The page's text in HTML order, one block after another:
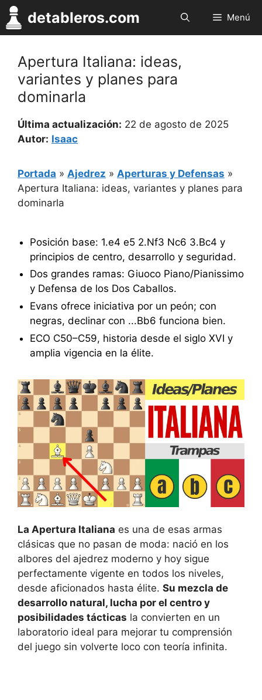
Saltar
al
contenido
detableros.com Menú
Apertura Italiana: ideas,
variantes y planes para
dominarla
Última actualización: 22 de agosto de 2025
Autor: Isaac
Portada » Ajedrez » Aperturas y Defensas »
Apertura Italiana: ideas, variantes y planes para
dominarla
Posición base: 1.e4 e5 2.Nf3 Nc6 3.Bc4 y
principios de centro, desarrollo y seguridad.
Dos grandes ramas: Giuoco Piano/Pianissimo
y Defensa de los Dos Caballos.
Evans ofrece iniciativa por un peón; con
negras, declinar con ...Bb6 funciona bien.
ECO C50–C59, historia desde el siglo XVI y
amplia vigencia en la élite.
La Apertura Italiana es una de esas armas
clásicas que no pasan de moda: nació en los
albores del ajedrez moderno y hoy sigue
perfectamente vigente en todos los niveles,
desde aficionados hasta élite. Su mezcla de
desarrollo natural, lucha por el centro y
posibilidades tácticas la convierten en un
laboratorio ideal para mejorar tu comprensión
del juego sin volverte loco con teoría infinita.